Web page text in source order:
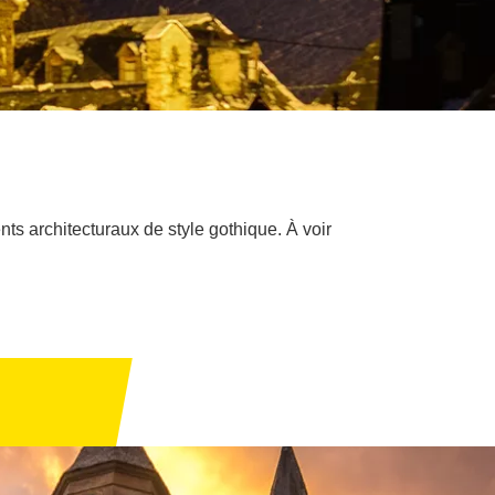
architecturaux de style gothique. À voir